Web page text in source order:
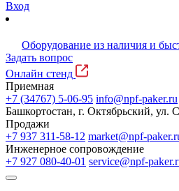
Вход
Оборудование из наличия и
Задать вопрос
Онлайн стенд
Приемная
+7 (34767) 5-06-95 info@npf-paker.ru
Башкортостан, г. Октябрьский, ул.
Продажи
+7 937 311-58-12 market@npf-
Инженерное сопровождение
+7 927 080-40-01 service@npf-